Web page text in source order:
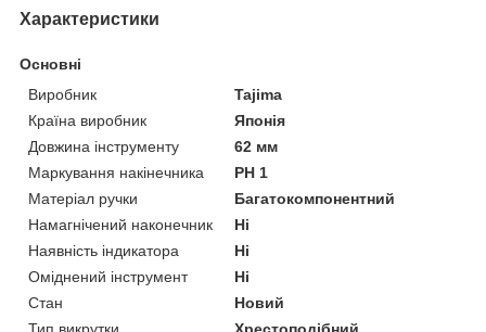
Характеристики
Основні
Виробник
Tajima
Країна виробник
Японія
Довжина інструменту
62 мм
Маркування накінечника
PH 1
Матеріал ручки
Багатокомпонентний
Намагнічений наконечник
Ні
Наявність індикатора
Ні
Оміднений інструмент
Ні
Стан
Новий
Тип викрутки
Хрестоподібний